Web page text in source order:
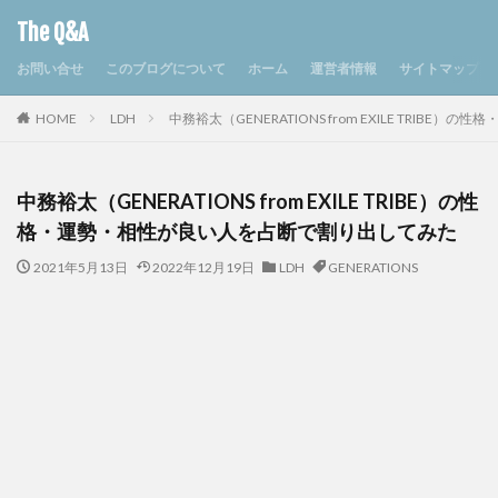
The Q&A
お問い合せ このブログについて ホーム 運営者情報 サイトマップ
HOME LDH 中務裕太（GENERATIONS from EXILE TRIBE）の性
中務裕太（GENERATIONS from EXILE TRIBE）の性
格・運勢・相性が良い人を占断で割り出してみた
2021年5月13日 2022年12月19日 LDH GENERATIONS